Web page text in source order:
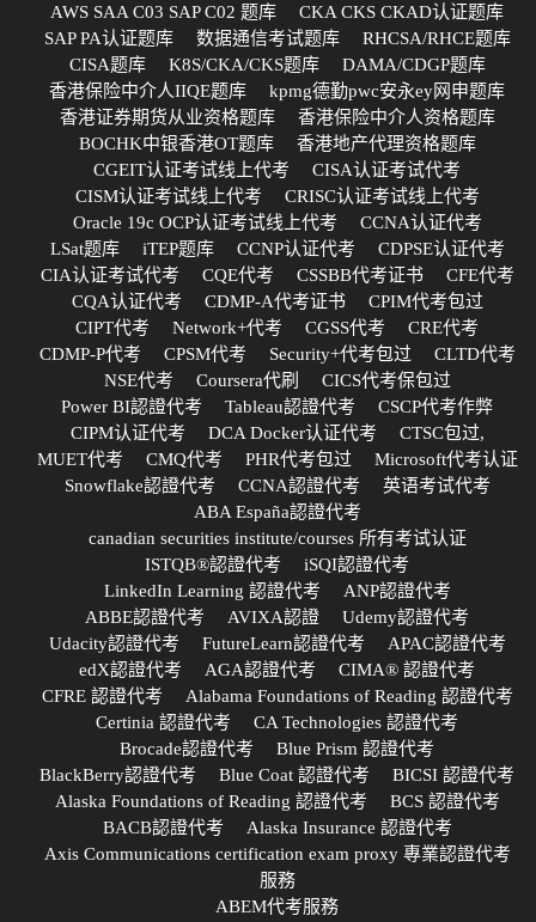
AWS SAA C03 SAP C02 题库
CKA CKS CKAD认证题库
SAP PA认证题库
数据通信考试题库
RHCSA/RHCE题库
CISA题库
K8S/CKA/CKS题库
DAMA/CDGP题库
香港保险中介人IIQE题库
kpmg德勤pwc安永ey网申题库
香港证券期货从业资格题库
香港保险中介人资格题库
BOCHK中银香港OT题库
香港地产代理资格题库
CGEIT认证考试线上代考
CISA认证考试代考
CISM认证考试线上代考
CRISC认证考试线上代考
Oracle 19c OCP认证考试线上代考
CCNA认证代考
LSat题库
iTEP题库 CCNP认证代考
CDPSE认证代考
CIA认证考试代考
CQE代考 CSSBB代考证书
CFE代考
CQA认证代考
CDMP-A代考证书
CPIM代考包过
CIPT代考
Network+代考 CGSS代考
CRE代考
CDMP-P代考
CPSM代考 Security+代考包过
CLTD代考
NSE代考
Coursera代刷
CICS代考保包过
Power BI認證代考
Tableau認證代考
CSCP代考作弊
CIPM认证代考
DCA Docker认证代考
CTSC包过,
MUET代考
CMQ代考 PHR代考包过
Microsoft代考认证
Snowflake認證代考
CCNA認證代考
英语考试代考
ABA España認證代考
canadian securities institute/courses 所有考试认证
ISTQB®認證代考
iSQI認證代考
LinkedIn Learning 認證代考
ANP認證代考
ABBE認證代考
AVIXA認證
Udemy認證代考
Udacity認證代考
FutureLearn認證代考
APAC認證代考
edX認證代考
AGA認證代考
CIMA® 認證代考
CFRE 認證代考
Alabama Foundations of Reading 認證代考
Certinia 認證代考
CA Technologies 認證代考
Brocade認證代考
Blue Prism 認證代考
BlackBerry認證代考
Blue Coat 認證代考
BICSI 認證代考
Alaska Foundations of Reading 認證代考
BCS 認證代考
BACB認證代考
Alaska Insurance 認證代考
Axis Communications certification exam proxy 專業認證代考
服務
ABEM代考服務